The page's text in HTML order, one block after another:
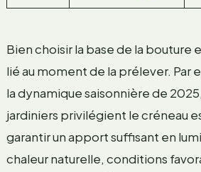
Bien choisir la base de la bouture
lié au moment de la prélever. Par
la dynamique saisonnière de
jardiniers privilégient le créneau
garantir un apport suffisant en
chaleur naturelle, conditions